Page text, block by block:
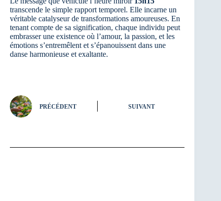
transcende le simple rapport temporel. Elle incarne un
véritable catalyseur de transformations amoureuses. En
tenant compte de sa signification, chaque individu peut
embrasser une existence où l’amour, la passion, et les
émotions s’entremêlent et s’épanouissent dans une
danse harmonieuse et exaltante.
PRÉCÉDENT SUIVANT